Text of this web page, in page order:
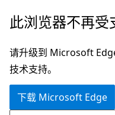
跳
主
要
内
此浏览器不再受
请升级到 Microsoft
技术支持。
下载 Microsoft Edge